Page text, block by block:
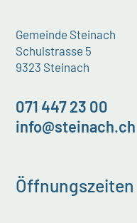
Gemeinde Steinach
Schulstrasse 5
9323 Steinach
071 447 23 00
info@steinach.ch
Öffnungszeiten